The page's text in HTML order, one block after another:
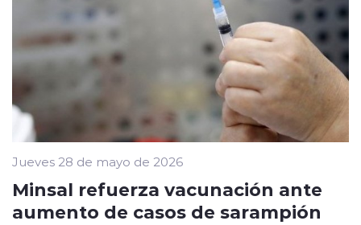
Jueves 28 de mayo de 2026
Minsal refuerza vacunación ante
aumento de casos de sarampión